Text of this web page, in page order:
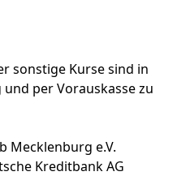
sonstige Kurse sind in
per Vorauskasse zu
Mecklenburg e.V.
Kreditbank AG